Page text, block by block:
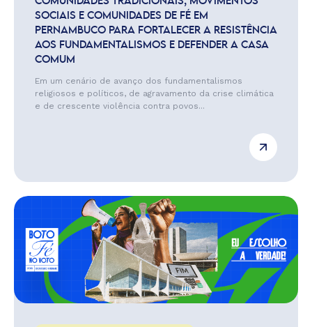
SOCIAIS E COMUNIDADES DE FÉ EM
PERNAMBUCO PARA FORTALECER A RESISTÊNCIA
AOS FUNDAMENTALISMOS E DEFENDER A CASA
COMUM
Em um cenário de avanço dos fundamentalismos
religiosos e políticos, de agravamento da crise climática
e de crescente violência contra povos...